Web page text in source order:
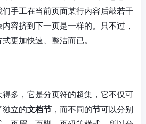
手工在当前页面某行内容后敲若干
容挤到下一页是一样的。只不过，
更加快速、整洁而已。
多，它是分页符的超集，它不仅可
独立的文档节 ，而不同的节可以分别